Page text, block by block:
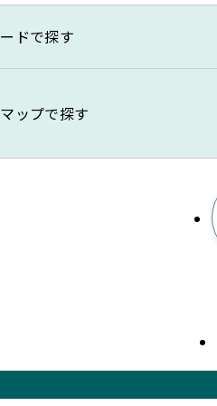
ドで探す
ップで探す